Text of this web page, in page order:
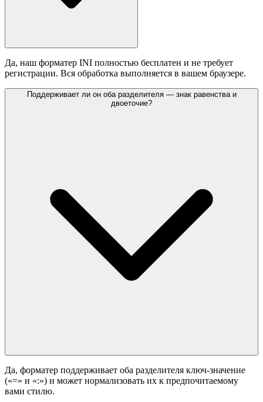
Да, наш форматер INI полностью бесплатен и не требует
регистрации. Вся обработка выполняется в вашем браузере.
Поддерживает ли он оба разделителя — знак равенства и
двоеточие?
Да, форматер поддерживает оба разделителя ключ-значение
(«=» и «:») и может нормализовать их к предпочитаемому
вами стилю.